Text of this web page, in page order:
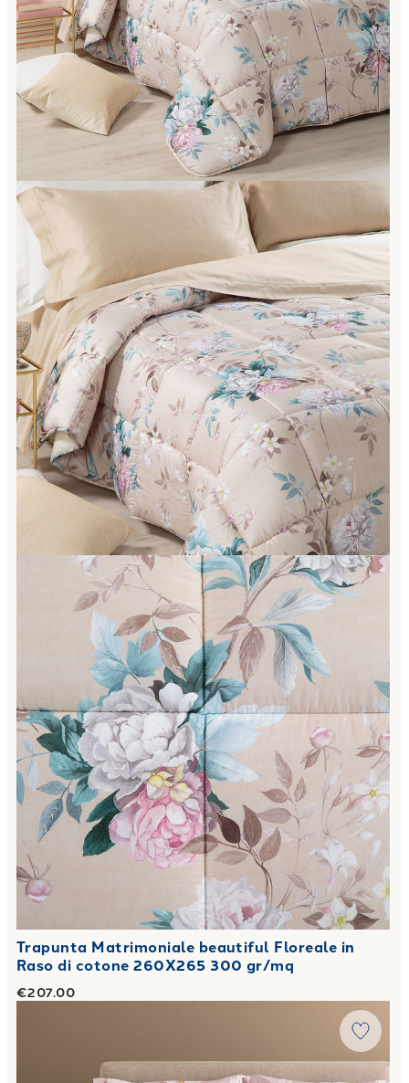
Trapunta Matrimoniale beautiful Floreale in
Raso di cotone 260X265 300 gr/mq
€207.00
Trapunta Matrimoniale eloise Floreale in Raso di